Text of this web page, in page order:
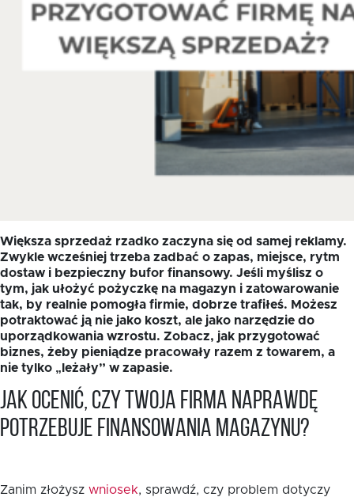
Większa sprzedaż rzadko zaczyna się od samej reklamy.
Zwykle wcześniej trzeba zadbać o zapas, miejsce, rytm
dostaw i bezpieczny bufor finansowy. Jeśli myślisz o
tym, jak ułożyć pożyczkę na magazyn i zatowarowanie
tak, by realnie pomogła firmie, dobrze trafiłeś. Możesz
potraktować ją nie jako koszt, ale jako narzędzie do
uporządkowania wzrostu. Zobacz, jak przygotować
biznes, żeby pieniądze pracowały razem z towarem, a
nie tylko „leżały” w zapasie.
Jak ocenić, czy Twoja firma naprawdę
potrzebuje finansowania magazynu?
Zanim złożysz wniosek, sprawdź, czy problem dotyczy